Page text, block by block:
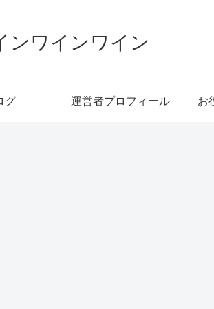
ンワインワイン
グ 運営者プロフィール お